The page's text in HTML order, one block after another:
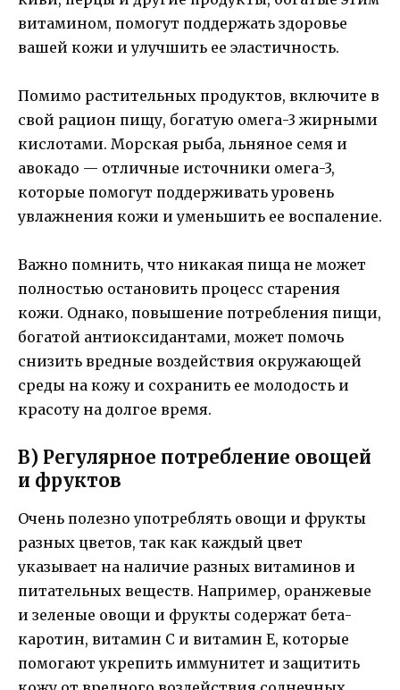
витамином, помогут поддержать здоровье
вашей кожи и улучшить ее эластичность.
Помимо растительных продуктов, включите в
свой рацион пищу, богатую омега-3 жирными
кислотами. Морская рыба, льняное семя и
авокадо — отличные источники омега-3,
которые помогут поддерживать уровень
увлажнения кожи и уменьшить ее воспаление.
Важно помнить, что никакая пища не может
полностью остановить процесс старения
кожи. Однако, повышение потребления пищи,
богатой антиоксидантами, может помочь
снизить вредные воздействия окружающей
среды на кожу и сохранить ее молодость и
красоту на долгое время.
В) Регулярное потребление овощей
и фруктов
Очень полезно употреблять овощи и фрукты
разных цветов, так как каждый цвет
указывает на наличие разных витаминов и
питательных веществ. Например, оранжевые
и зеленые овощи и фрукты содержат бета-
каротин, витамин С и витамин Е, которые
помогают укрепить иммунитет и защитить